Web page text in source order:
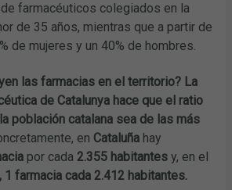
farmacéuticos colegiados en la
de 35 años, mientras que a partir de
de mujeres y un 40% de hombres.
las farmacias en el territorio? La
de Catalunya hace que el ratio
población catalana sea de las más
en Cataluña hay
por cada 2.355 habitantes y, en el
1 farmacia cada 2.412 habitantes.